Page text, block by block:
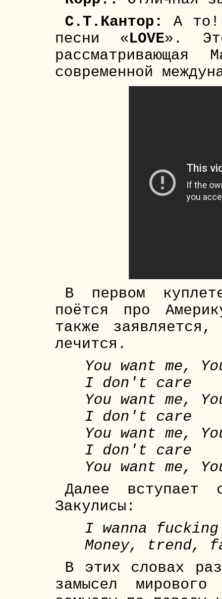
С.Т.Кантор:
А то!
песни «LOVE».
рассматривающая
современной
В первом
поётся про
также
лечится.
You want me,
I don't care
You want me,
I don't care
You want me,
I don't care
You want me,
Далее вступает
Закулисы:
I wanna fucking
Money, trend,
В этих словах
замысел